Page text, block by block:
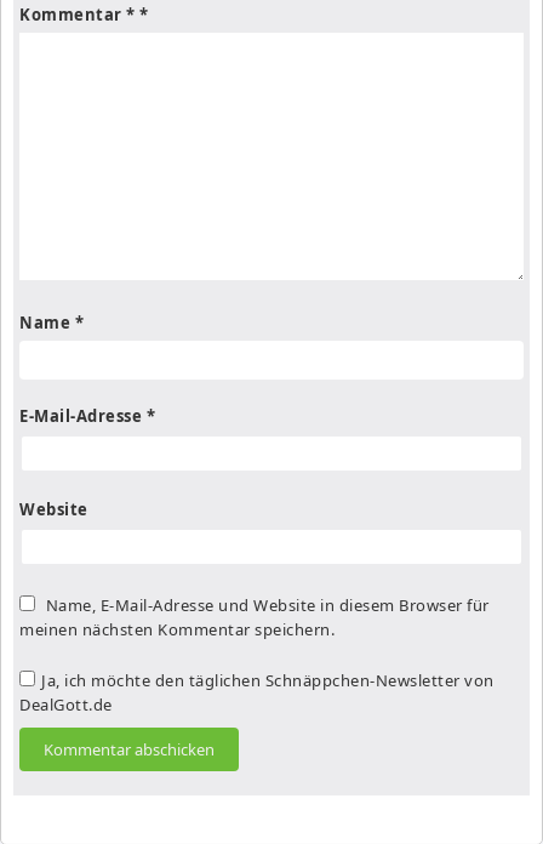
Kommentar *
Name *
E-Mail-Adresse *
Website
Name, E-Mail-Adresse und Website in diesem Browser für
meinen nächsten Kommentar speichern.
Ja, ich möchte den täglichen Schnäppchen-Newsletter von
DealGott.de